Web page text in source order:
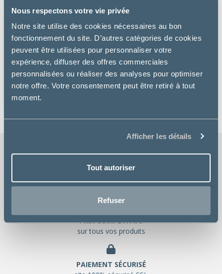
Nous respectons votre vie privée
Notre site utilise des cookies nécessaires au bon
fonctionnement du site. D’autres catégories de cookies
peuvent être utilisées pour personnaliser votre
expérience, diffuser des offres commerciales
personnalisées ou réaliser des analyses pour optimiser
notre offre. Votre consentement peut être retiré à tout
moment.
Afficher les détails
Tout autoriser
Refuser
Oxbow Animal Health
OXBOW CRITICAL CARE POUDRE
à partir de
chez votre vétérinaire
PRIX COMPETITIFS
sur tous vos produits
PAIEMENT SÉCURISÉ